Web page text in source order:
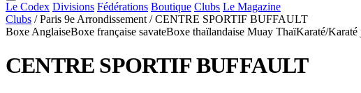
Le Codex Divisions Fédérations Boutique Clubs Le Magazine
Clubs / Paris 9e Arrondissement / CENTRE SPORTIF BUFFAULT
Boxe AnglaiseBoxe française savateBoxe thaïlandaise Muay ThaïKaraté/
CENTRE SPORTIF BUFFAULT